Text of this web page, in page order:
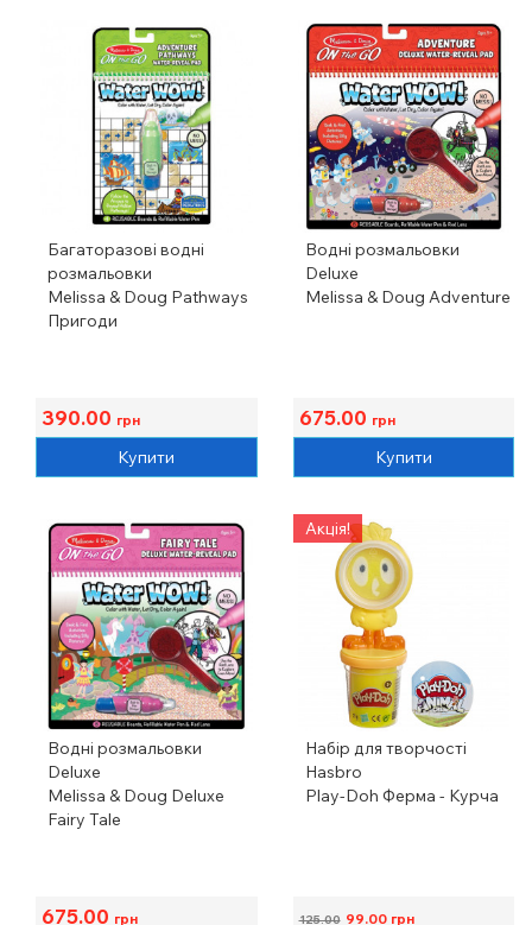
Багаторазові водні
розмальовки
Melissa & Doug Pathways
Пригоди
390.00 грн
Купити
Водні розмальовки
Deluxe
Melissa & Doug Adventure
675.00 грн
Купити
Водні розмальовки
Deluxe
Melissa & Doug Deluxe
Fairy Tale
675.00 грн
Акція!
Набір для творчості
Hasbro
Play-Doh Ферма - Курча
125.00 99.00грн